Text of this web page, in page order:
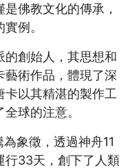
佛教文化的傳承，
例。
的創始人，其思想和
藝術作品，體現了深
以其精湛的製作工
球的注意。
象徵，透過神舟11
行33天，創下了人類